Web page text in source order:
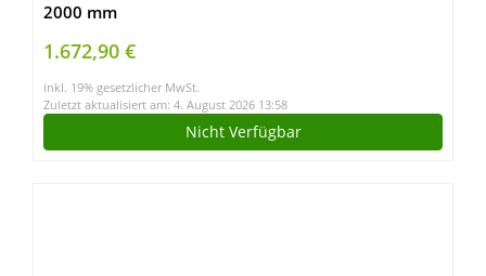
2000 mm
1.672,90 €
inkl. 19% gesetzlicher MwSt.
Zuletzt aktualisiert am: 4. August 2026 13:58
Nicht Verfügbar